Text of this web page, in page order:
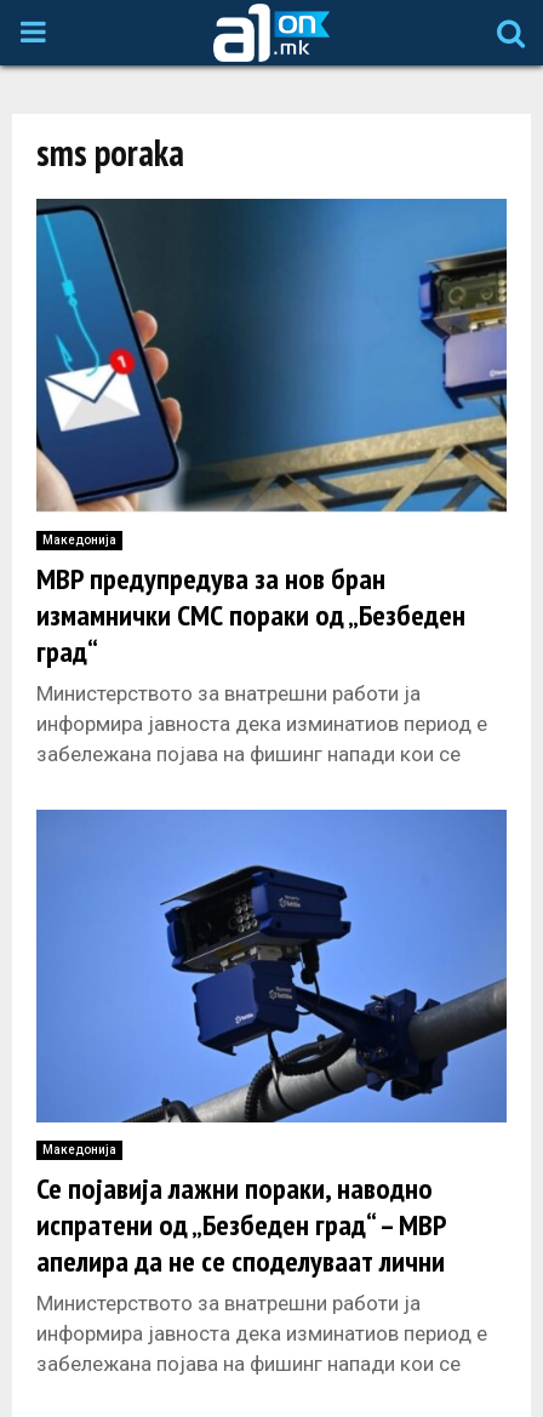
P
M
Y
M
E
N
U
sms poraka
Македонија
МВР предупредува за нов бран
измамнички СМС пораки од „Безбеден
град“
Министерството за внатрешни работи ја
информира јавноста дека изминатиов период е
забележана појава на фишинг напади кои се
електронски пораки,
Македонија
Се појавија лажни пораки, наводно
испратени од „Безбеден град“ – МВР
апелира да не се споделуваат лични
податоци
Министерството за внатрешни работи ја
информира јавноста дека изминатиов период е
забележана појава на фишинг напади кои се